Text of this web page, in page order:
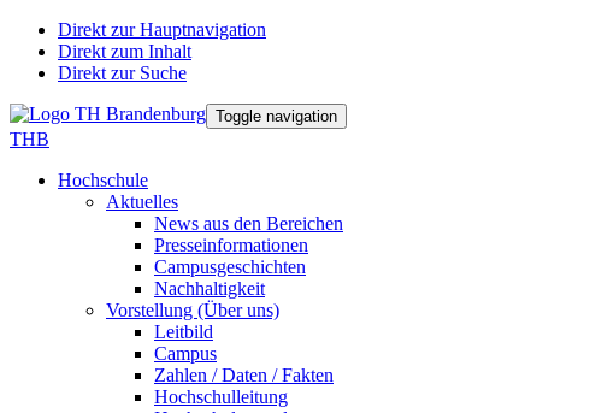
Direkt zur Hauptnavigation
Direkt zum Inhalt
Direkt zur Suche
Toggle navigation
THB
Hochschule
Aktuelles
News aus den Bereichen
Presseinformationen
Campusgeschichten
Nachhaltigkeit
Vorstellung (Über uns)
Leitbild
Campus
Zahlen / Daten / Fakten
Hochschulleitung